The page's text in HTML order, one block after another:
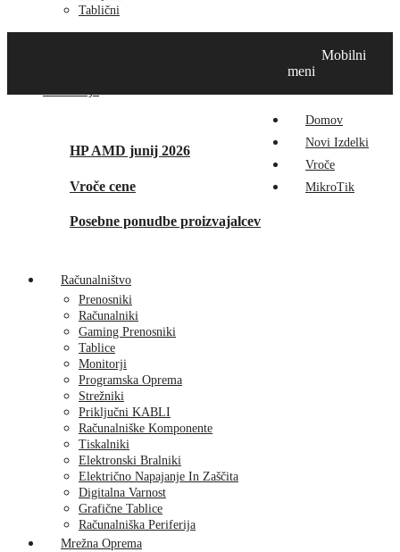
Tablični
HP AMD junij 2026
Vroče cene
Posebne ponudbe proizvajalcev
Mobilni
meni
Domov
Novi Izdelki
Vroče
MikroTik
Računalništvo
Prenosniki
Računalniki
Gaming Prenosniki
Tablice
Monitorji
Programska Oprema
Strežniki
Priključni KABLI
Računalniške Komponente
Tiskalniki
Elektronski Bralniki
Električno Napajanje In Zaščita
Digitalna Varnost
Grafične Tablice
Računalniška Periferija
Mrežna Oprema